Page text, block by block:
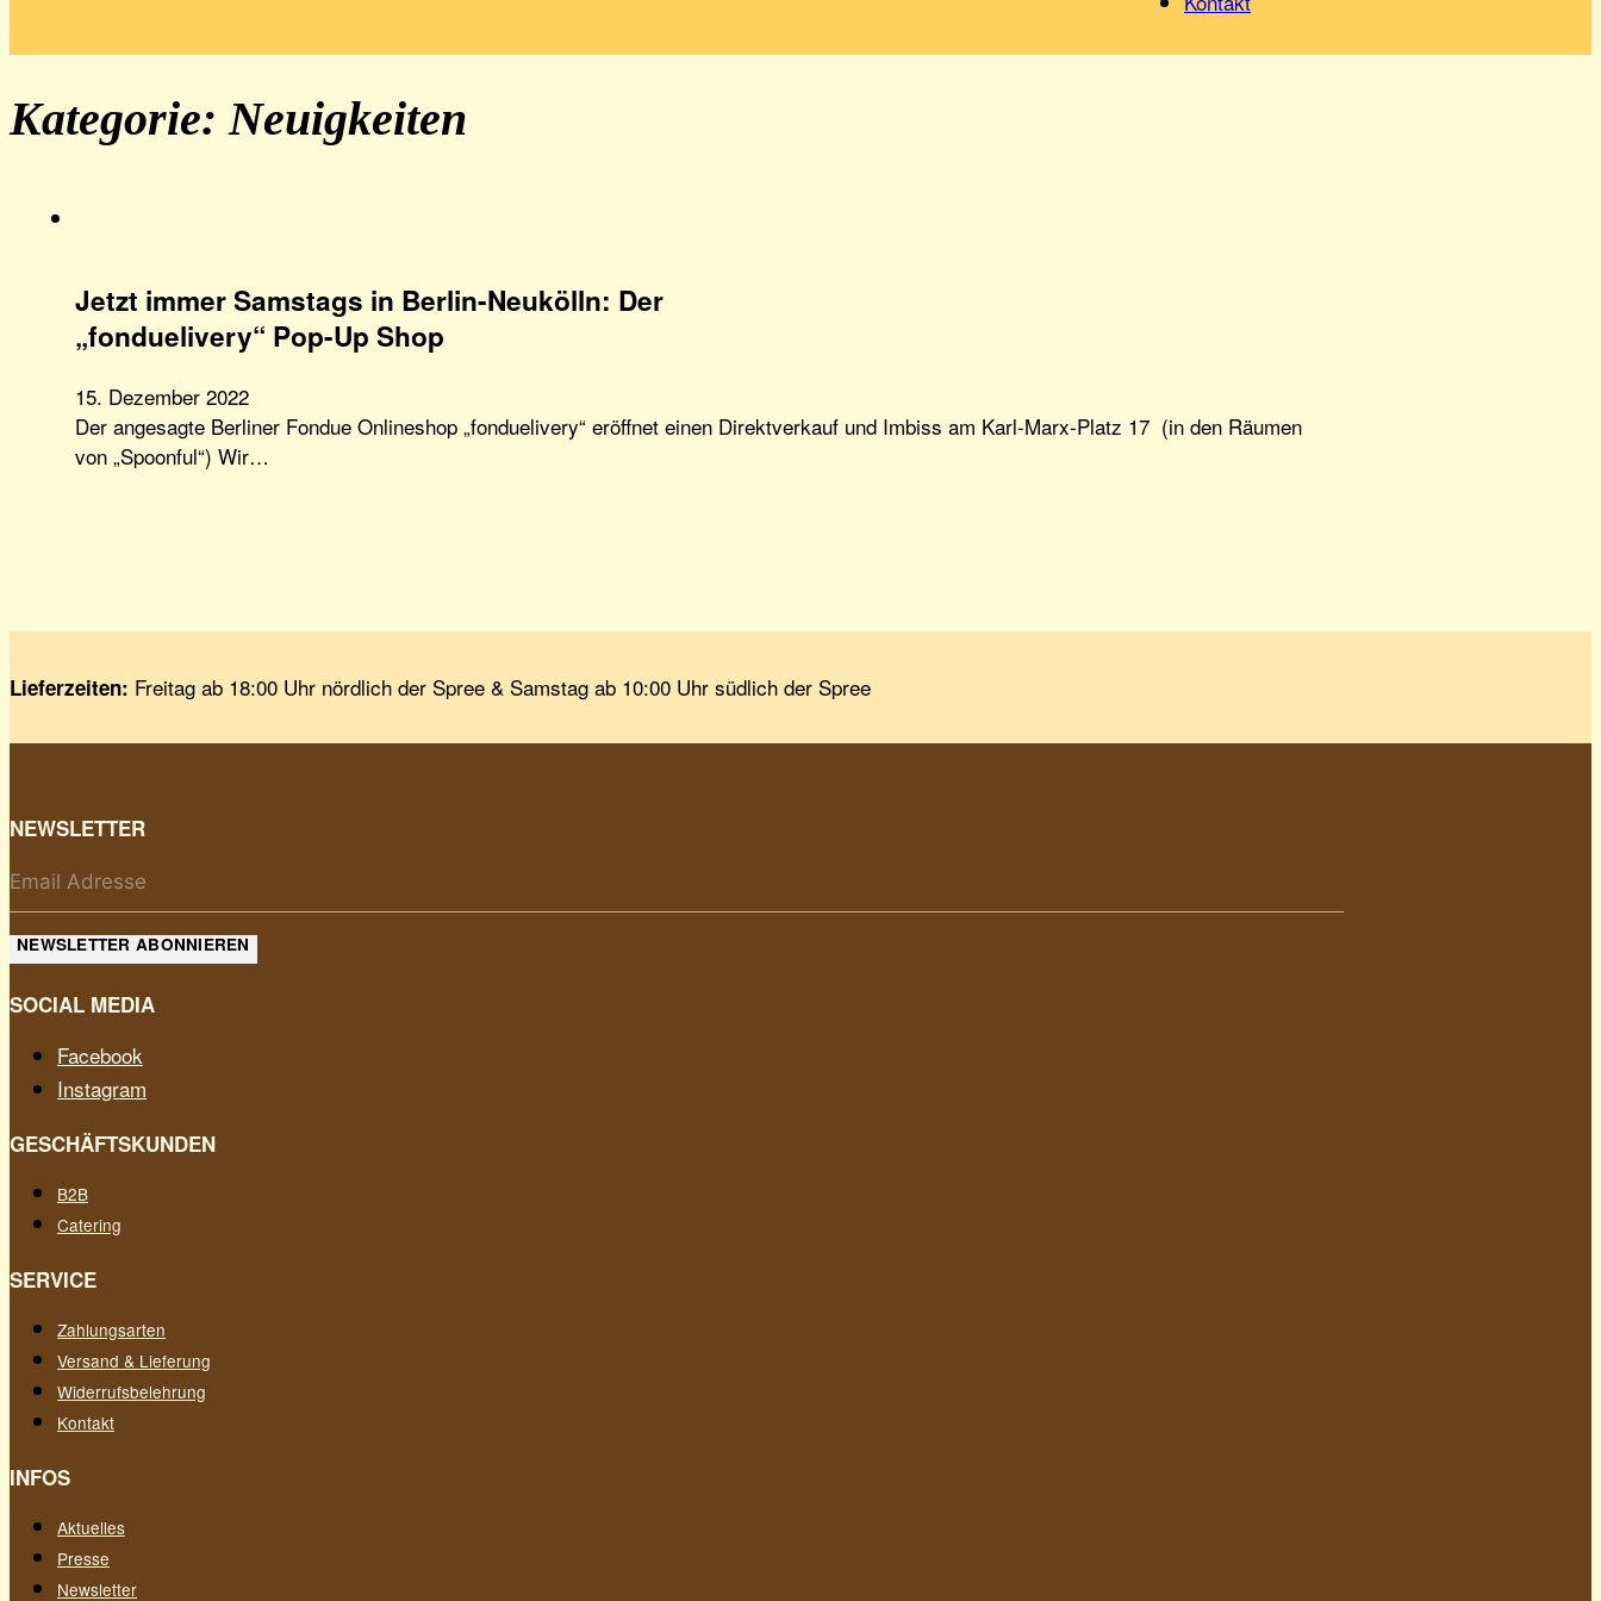
Kategorie: Neuigkeiten
Jetzt immer Samstags in Berlin-Neukölln: Der
„fonduelivery“ Pop-Up Shop
15. Dezember 2022
Der angesagte Berliner Fondue Onlineshop „fonduelivery“ eröffnet einen Direktverkauf und Imbiss am Karl-Marx-Platz 17 (in den Räumen
von „Spoonful“) Wir…
Lieferzeiten: Freitag ab 18:00 Uhr nördlich der Spree & Samstag ab 10:00 Uhr südlich der Spree
NEWSLETTER
NEWSLETTER ABONNIEREN
SOCIAL MEDIA
Facebook
Instagram
GESCHÄFTSKUNDEN
B2B
Catering
SERVICE
Zahlungsarten
Versand & Lieferung
Widerrufsbelehrung
Kontakt
INFOS
Aktuelles
Presse
Newsletter